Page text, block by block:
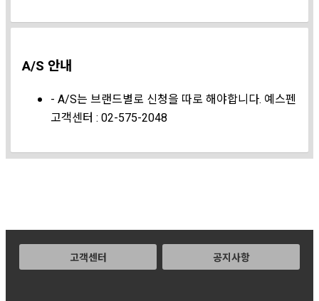
A/S 안내
- A/S는 브랜드별로 신청을 따로 해야합니다. 예스펜
고객센터 : 02-575-2048
고객센터 공지사항